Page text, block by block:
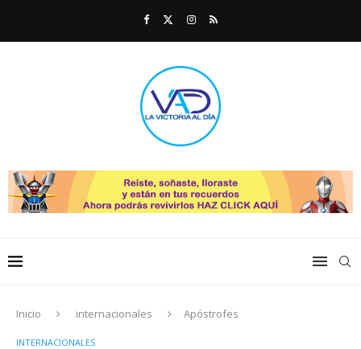
Inicio internacionales Apóstrofes
INTERNACIONALES